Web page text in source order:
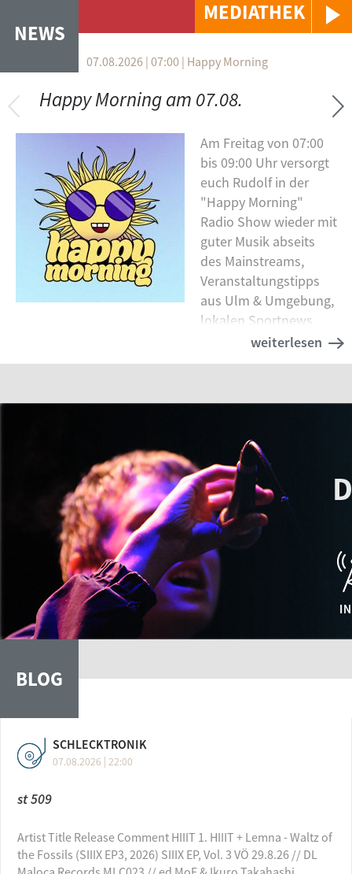
MEDIATHEK
NEWS
VERTIKALE REITER
07.08.2026 | 07:00 | Happy Morning
Happy Morning am 07.08.
Am Freitag von 07:00
bis 09:00 Uhr versorgt
euch Rudolf in der
"Happy Morning"
Radio Show wieder mit
guter Musik abseits
des Mainstreams,
Veranstaltungstipps
aus Ulm & Umgebung,
lokalen Sportnews,
interessanten Beiträgen und vielem mehr!
Morgen ein kleines Stück fröhlicher!
Happy Morning
Morning Show
SEITEN
weiterlesen
BLOG
SCHLECKTRONIK
07.08.2026 | 22:00
st 509
Artist Title Release Comment HIIIT 1. HIIIT + Lemna - Waltz of
the Fossils (SIIIX EP3, 2026) SIIIX EP, Vol. 3 VÖ 29.8.26 // DL